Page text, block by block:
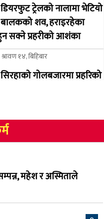
डियरफुट ट्रेलको नालामा भेटियो
बालकको शव, हराइरहेका
सक्ने प्रहरीको आशंका
१४, बिहिबार
सिरहाको गोलबजारमा प्रहरिको
NCSC को अध्यक्षमा घनेन्द्र
न्यौपाने बिजयी
नेप्लिज सोसाइटि अफ
महेश र अस्मिताले